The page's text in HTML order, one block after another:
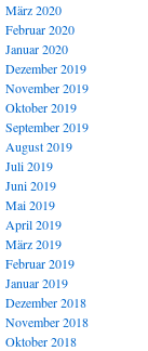
März 2020
Februar 2020
Januar 2020
Dezember 2019
November 2019
Oktober 2019
September 2019
August 2019
Juli 2019
Juni 2019
Mai 2019
April 2019
März 2019
Februar 2019
Januar 2019
Dezember 2018
November 2018
Oktober 2018